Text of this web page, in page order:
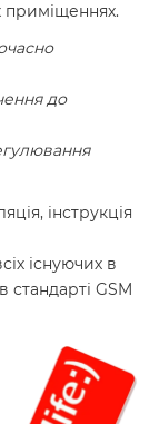
приміщеннях.
до
інструкція
існуючих в
стандарті GSM